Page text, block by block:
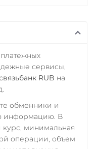
USD Coin (USDC)
BEP20
AVAX
ARB
OP
RONIN NEAR
Utopia USD (UUSD)
сервисы,
RUB на
обменники и
информацию. В
курс, минимальная
операции, объем